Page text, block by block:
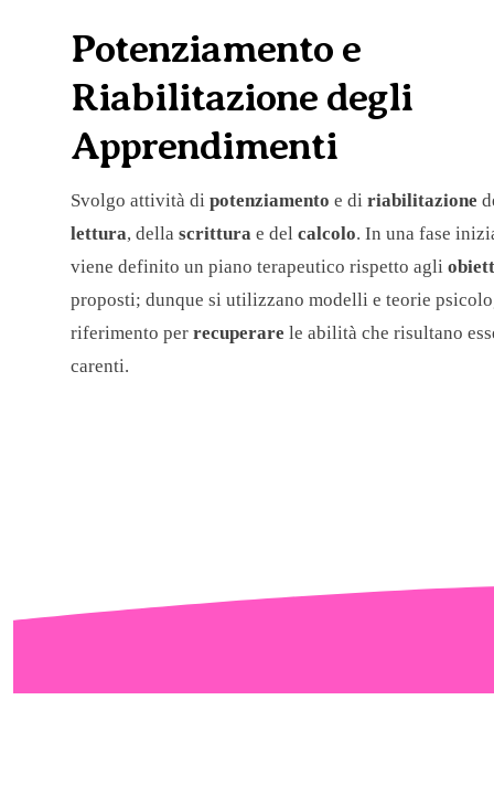
Potenziamento e
Riabilitazione degli
Apprendimenti
Svolgo attività di potenziamento e di riabilitazione
lettura, della scrittura e del calcolo. In una fase
viene definito un piano terapeutico rispetto agli
proposti; dunque si utilizzano modelli e teorie
riferimento per recuperare le abilità che risultano
carenti.